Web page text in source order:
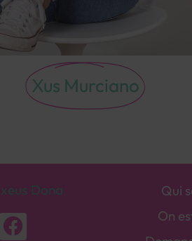
Xus Murciano
Dona
Qui
On